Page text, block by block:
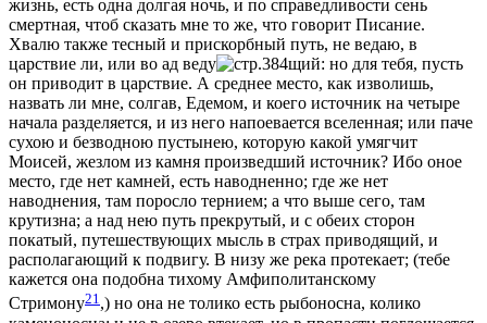
жизнь, есть одна долгая ночь, и по справедливости сeнь
смертная, чтоб сказать мнe то же, что говорит Писание.
Хвалю также тeсный и прискорбный путь, не вeдаю, в
царствие ли, или во ад веду
щий: но для тебя, пусть
он приводит в царствие. А среднее мeсто, как изволишь,
назвать ли мнe, солгав, Едемом, и коего источник на четыре
начала раздeляется, и из него напоевается вселенная; или паче
сухою и безводною пустынею, которую какой умягчит
Моисей, жезлом из камня произведший источник? Ибо оное
мeсто, гдe нeт камней, есть наводненно; гдe же нeт
наводнения, там поросло тернием; а что выше сего, там
крутизна; а над нею путь прекрутый, и с обeих сторон
покатый, путешествующих мысль в страх приводящий, и
располагающий к подвигу. В низу же рeка протекает; (тебe
кажется она подобна тихому Амфиполитанскому
Стримону21 ,) но она не толико есть рыбоносна, колико